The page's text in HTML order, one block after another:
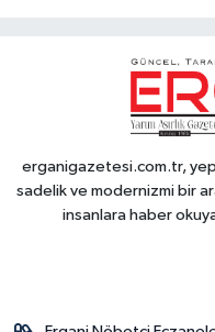
erganigazetesi.com.tr,
sadelik ve modernizmi bir
insanlara haber